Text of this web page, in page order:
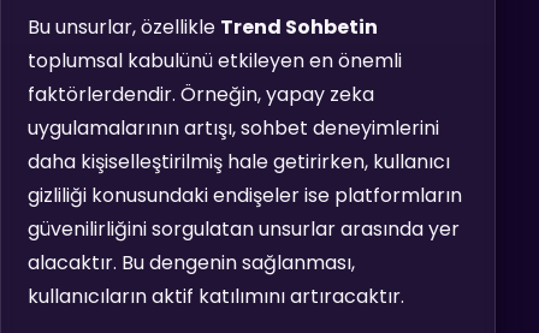
Bu unsurlar, özellikle Trend Sohbetin
toplumsal kabulünü etkileyen en önemli
faktörlerdendir. Örneğin, yapay zeka
uygulamalarının artışı, sohbet deneyimlerini
daha kişiselleştirilmiş hale getirirken, kullanıcı
gizliliği konusundaki endişeler ise platformların
güvenilirliğini sorgulatan unsurlar arasında yer
alacaktır. Bu dengenin sağlanması,
kullanıcıların aktif katılımını artıracaktır.